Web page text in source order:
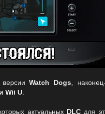
версииWatch Dogs ,
Wii U.
актуальных DLCдля